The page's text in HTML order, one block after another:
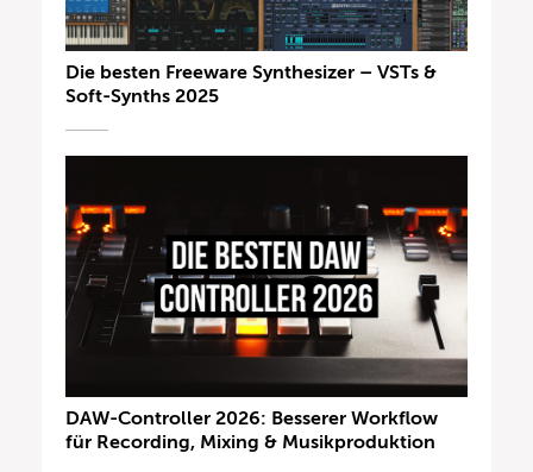
Die besten Freeware Synthesizer – VSTs &
Soft-Synths 2025
DAW-Controller 2026: Besserer Workflow
für Recording, Mixing & Musikproduktion